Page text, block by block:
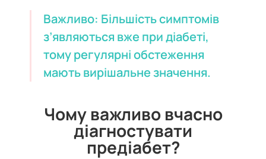
Важливо: Більшість симптомів
з’являються вже при діабеті,
тому регулярні обстеження
мають вирішальне значення.
Чому важливо вчасно
діагностувати
предіабет?